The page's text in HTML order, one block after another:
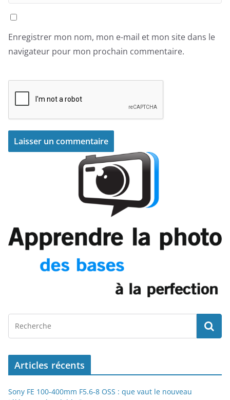
Enregistrer mon nom, mon e-mail et mon site dans le
navigateur pour mon prochain commentaire.
Articles récents
Sony FE 100-400mm F5.6-8 OSS : que vaut le nouveau